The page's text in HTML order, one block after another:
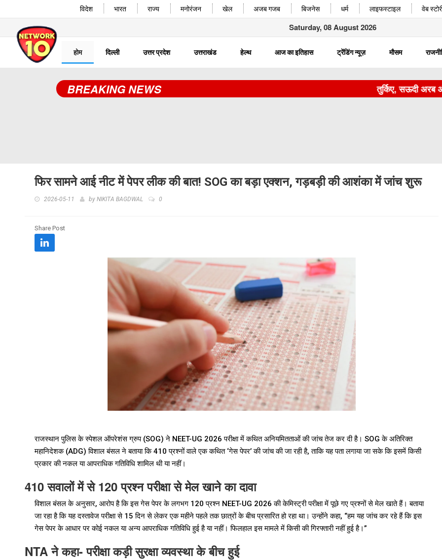
विदेश भारत राज्य मनोरंजन खेल अजब गजब बिजनेस धर्म लाइफस्टाइल वेब
Saturday, 08 August 2026
होम दिल्ली उत्तर प्रदेश उत्तराखंड हेल्थ आज का इतिहास ट्रेंडिंग न्यूज़ मौसम
BREAKING NEWS तुर्किए, सऊदी अरब और
फिर सामने आई नीट में पेपर लीक की बात! SOG का बड़ा एक्शन, गड़बड़ी की आशंका में जांच शुरू
2026-05-11 by NIKITA BAGDWAL 0
Share Post
राजस्थान पुलिस के स्पेशल ऑपरेशंस ग्रुप (SOG) ने NEET-UG 2026 परीक्षा में कथित अनियमितताओं की जांच तेज कर दी है। SOG के अतिरिक्त
महानिदेशक (ADG) विशाल बंसल ने बताया कि 410 प्रश्नों वाले एक कथित ‘गेस पेपर’ की जांच की जा रही है, ताकि यह पता लगाया जा सके कि इसमें किसी
प्रकार की नकल या आपराधिक गतिविधि शामिल थी या नहीं।
410 सवालों में से 120 प्रश्न परीक्षा से मेल खाने का दावा
विशाल बंसल के अनुसार, आरोप है कि इस गेस पेपर के लगभग 120 प्रश्न NEET-UG 2026 की केमिस्ट्री परीक्षा में पूछे गए प्रश्नों से मेल खाते हैं। बताया
जा रहा है कि यह दस्तावेज परीक्षा से 15 दिन से लेकर एक महीने पहले तक छात्रों के बीच प्रसारित हो रहा था। उन्होंने कहा, “हम यह जांच कर रहे हैं कि इस
गेस पेपर के आधार पर कोई नकल या अन्य आपराधिक गतिविधि हुई है या नहीं। फिलहाल इस मामले में किसी की गिरफ्तारी नहीं हुई है।”
NTA ने कहा- परीक्षा कड़ी सुरक्षा व्यवस्था के बीच हुई